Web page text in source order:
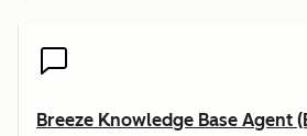
Breeze Knowledge Base Agent